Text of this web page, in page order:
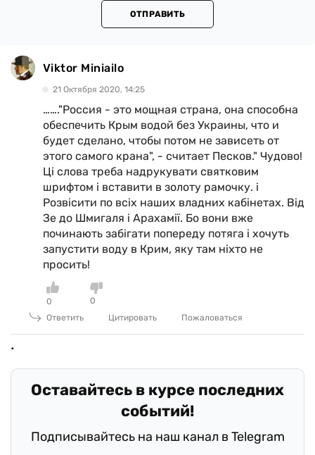
ОТПРАВИТЬ
Viktor Miniailo
21 Октября 2020, 14:25
……."Россия - это мощная страна, она способна
обеспечить Крым водой без Украины, что и
будет сделано, чтобы потом не зависеть от
этого самого крана", - считает Песков." Чудово!
Ці слова треба надрукувати святковим
шрифтом і вставити в золоту рамочку. і
Розвісити по всіх наших владних кабінетах. Від
Зе до Шмигаля і Арахамії. Бо вони вже
починають забігати попереду потяга і хочуть
запустити воду в Крим, яку там ніхто не
просить!
0
0
Ответить
Цитировать Пожаловаться
Оставайтесь в курсе последних
событий!
Подписывайтесь на наш канал в Telegram